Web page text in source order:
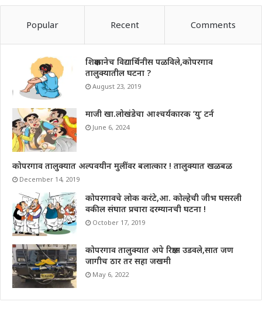
Popular Recent Comments
शिक्षकानेच विद्यार्थिनीस पळविले,कोपरगाव
तालुक्यातील घटना ?
August 23, 2019
माजी खा.लोखंडेचा आश्चर्यकारक ‘यु’ टर्न
June 6, 2024
कोपरगाव तालुक्यात अल्पवयीन मुलींवर बलात्कार ! तालुक्यात खळबळ
December 14, 2019
कोपरगावचे लोक करंटे,आ. कोल्हेची जीभ घसरली
वकील संघात प्रचारा दरम्यानची घटना !
October 17, 2019
कोपरगाव तालुक्यात अपे रिक्षास उडवले,सात जण
जागीच ठार तर सहा जखमी
May 6, 2022